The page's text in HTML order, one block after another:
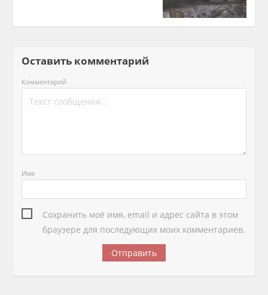
Оставить комментарий
Комментарий
Имя
Сохранить моё имя, email и адрес сайта в этом
браузере для последующих моих комментариев.